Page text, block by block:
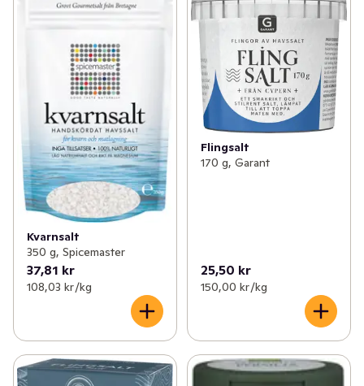
Kvarnsalt
350 g, Spicemaster
37,81 kr
108,03 kr /kg
Flingsalt
170 g, Garant
25,50 kr
150,00 kr /kg